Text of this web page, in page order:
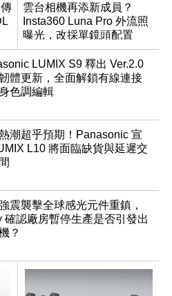
雲台相機再添新成員？
Insta360 Luna Pro 外流照
曝光，改採單鏡頭配置
LUMIX S9 釋出 Ver.2.0
體更新，全面解鎖有線連接
色調編輯
潮超乎預期！Panasonic 宣
L10 將面臨缺貨與延遲交
震襲擊全球感光元件重鎮，
確認廠房暫停生產是否引發出
？